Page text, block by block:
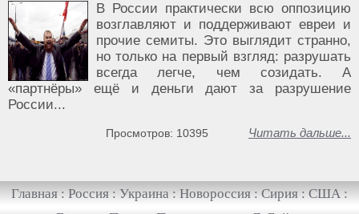
В России практически всю оппозицию
возглавляют и поддерживают евреи и
прочие семиты. Это выглядит странно,
но только на первый взгляд: разрушать
всегда легче, чем созидать. А
«партнёры» ещё и деньги дают за разрушение
России...
Читать дальше...
Просмотров: 10395
Главная : Россия : Украина : Новороссия : Сирия : США :